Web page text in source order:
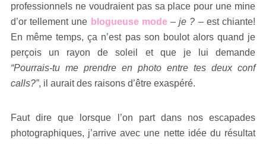
professionnels ne voudraient pas sa place pour une mine
d’or tellement une blogueuse mode–je ? – est chiante!
En même temps, ça n’est pas son boulot alors quand je
perçois un rayon de soleil et que je lui demande
“Pourrais-tu me prendre en photo entre tes deux conf
calls?”, il aurait des raisons d’être exaspéré.
Faut dire que lorsque l’on part dans nos escapades
photographiques, j’arrive avec une nette idée du résultat